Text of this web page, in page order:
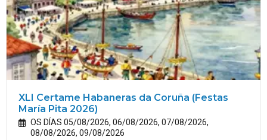
XLI Certame Habaneras da Coruña (Festas
María Pita 2026)
OS DÍAS 05/08/2026, 06/08/2026, 07/08/2026,
08/08/2026, 09/08/2026